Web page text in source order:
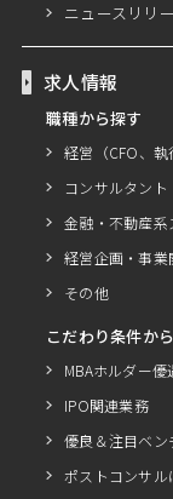
ニュースリリ
求人情報
職種から探す
経営（CFO、執
コンサルタント
金融・不動産系
経営企画・事業
その他
こだわり条件か
MBAホルダー優
IPO関連業務
優良＆注目ベン
ポストコンサル